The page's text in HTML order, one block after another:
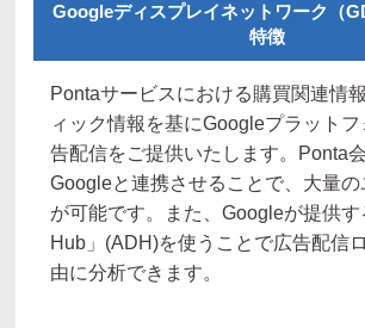
Googleディスプレイネットワーク（
特徴
Pontaサービスにおける購買関連情
ィック情報を基に​Googleプラット
告配信をご提供​いたします。Ponta
Googleと連携させることで、大量の
が可能です。また、Googleが提供
Hub」(ADH)を使うことで広告配信
由に分析できます。